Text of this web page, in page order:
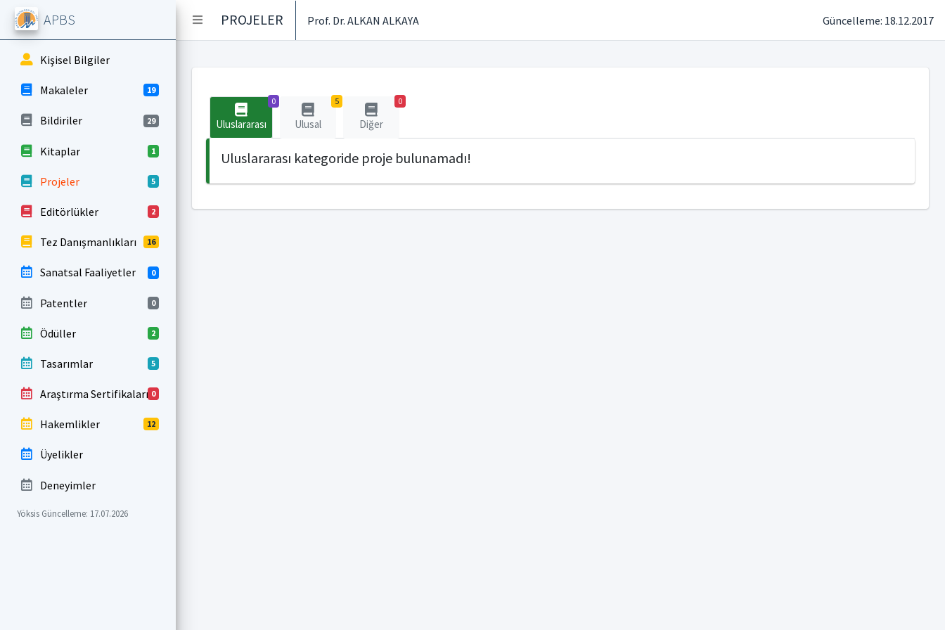
PROJELER Prof. Dr. ALKAN ALKAYA Güncelleme: 18.12.2017
APBS
Kişisel Bilgiler
Makaleler 19
Bildiriler 29
Kitaplar 1
Projeler 5
Editörlükler 2
Tez Danışmanlıkları 16
Sanatsal Faaliyetler 0
Patentler 0
Ödüller 2
Tasarımlar 5
Araştırma Sertifikaları 0
Hakemlikler 12
Üyelikler
Deneyimler
Yöksis Güncelleme: 17.07.2026
0
Uluslararası
5
Ulusal
0
Diğer
Uluslararası kategoride proje bulunamadı!